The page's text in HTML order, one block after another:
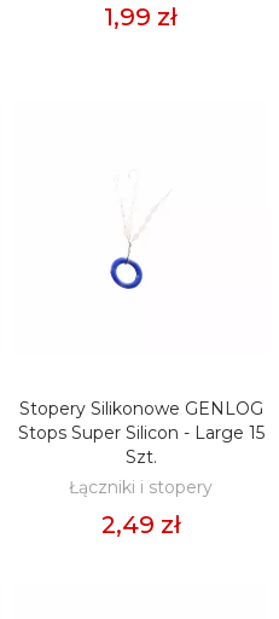
1,99 zł
DODAJ DO KOSZYKA
Stopery Silikonowe GENLOG
Stops Super Silicon - Large 15
Szt.
Łączniki i stopery
2,49 zł